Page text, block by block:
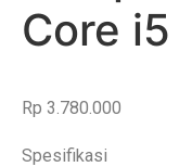
Core i5
Rp 3.780.000
Spesifikasi